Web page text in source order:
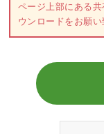
ページ上部にある
ウンロードをお願い